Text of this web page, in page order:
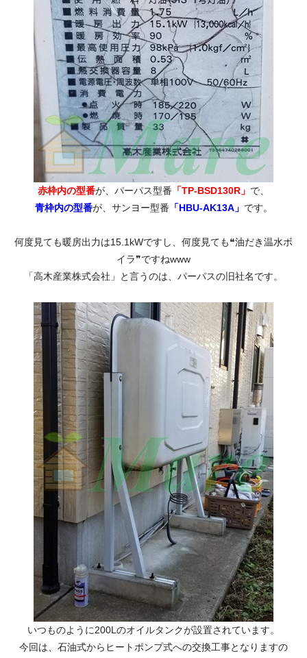
赤枠内の型番が、パーパス型番 「TP-BSD130R」 で、
青枠内の型番が、サンヨー型番 「HBU-AK13A」 です。
何度見ても暖房出力は15.1kWですし、何度見ても❝油だき温水ボ
イラ❞ですねwww
「高木産業株式会社」と言うのは、パーパスの旧社名です。
いつものように200Lのオイルタンクが設置されています。
今回は、石油式からヒートポンプ式への交換工事となりますの